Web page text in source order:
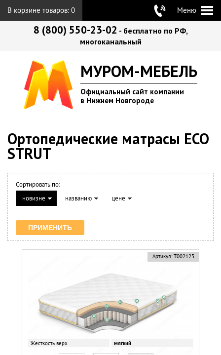
В корзине товаров: 0 Меню
8 (800) 550-23-02 - бесплатно по РФ,
многоканальный
МУРОМ-МЕБЕЛЬ
Официальный сайт компании
в Нижнем Новгороде
Ортопедические матрасы ECO
STRUT
Сортировать по:
новизне
названию цене
Артикул: Т002123
Жесткость верх мягкий